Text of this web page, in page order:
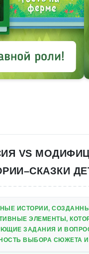
VS
ИСТОРИИ,
ЭЛЕМЕНТЫ,
ЗАДАНИЯ И
ВЫБОРА СЮЖЕТА